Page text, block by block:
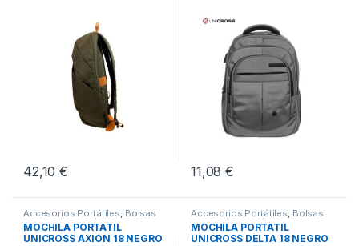
42,10€ 11,08€
Accesorios Portátiles Bolsas
Transporte Portátiles,Movilidad
MOCHILA PORTATIL
UNICROSS AXION 18 NEGRO
Accesorios Portátiles Bolsas
Transporte Portátiles,Movilidad
MOCHILA PORTATIL
UNICROSS DELTA 18 NEGRO